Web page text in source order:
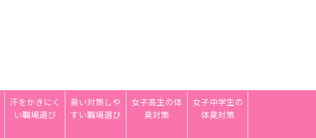
汗をかきにく
い職場選び
臭い対策しや
すい職場選び
女子高生の体
臭対策
女子中学生の
体臭対策